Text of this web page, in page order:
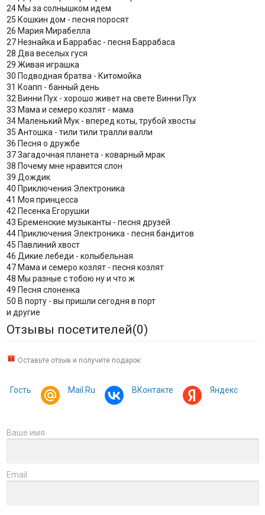
24 Мы за солнышком идем
25 Кошкин дом - песня поросят
26 Мария Мирабелла
27 Незнайка и Баррабас - песня Баррабаса
28 Два веселых гуся
29 Живая играшка
30 Подводная братва - Китомойка
31 Коапп - банный день
32 Винни Пух - хорошо живет на свете Винни Пух
33 Мама и семеро козлят - мама
34 Маленький Мук - вперед коты, трубой хвосты
35 Антошка - тили тили тралли валли
36 Песня о дружбе
37 Загадочная планета - коварный мрак
38 Почему мне нравится слон
39 Дождик
40 Приключения Электроника
41 Моя принцесса
42 Песенка Егорушки
43 Бременские музыканты - песня друзей
44 Приключения Электроника - песня бандитов
45 Павлиний хвост
46 Дикие лебеди - колыбельная
47 Мама и семеро козлят - песня козлят
48 Мы разные с тобою ну и что ж
49 Песня слоненка
50 В порту - вы пришли сегодня в порт
и другие
Отзывы посетителей(0)
Оставьте отзыв и получите подарок:
Гость Mail.Ru ВКонтакте Яндекс
Ваше имя
Email